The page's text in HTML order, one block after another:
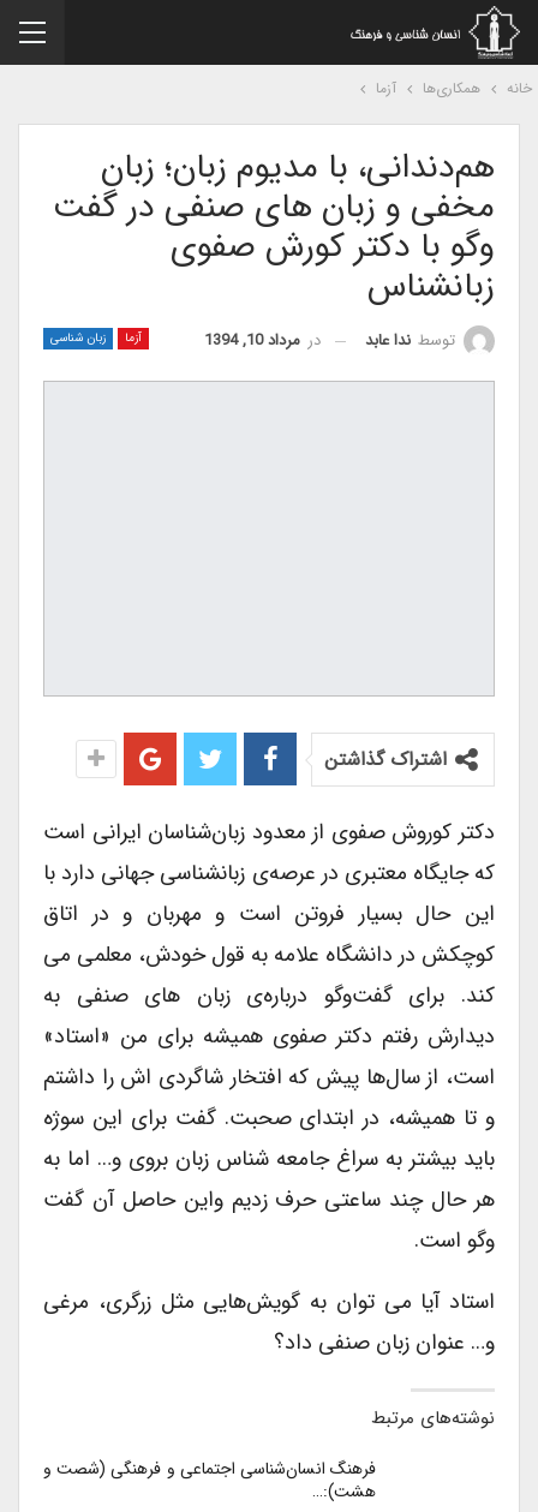
همکاری‌ها آزما
هم‌دندانی، با مدیوم زبان؛ زبان
مخفی و زبان های صنفی در گفت
وگو با دکتر کورش صفوی
زبانشناس
آزما زبان شناسی توسطندا عابد درمرداد 10, 1394
اشتراک گذاشتن
دکتر کوروش صفوی از معدود زبان‌شناسان ایرانی است
که جایگاه معتبری در عرصه‌ی زبانشناسی جهانی دارد با
این حال بسیار فروتن است و مهربان و در اتاق
کوچکش در دانشگاه علامه به قول خودش، معلمی می
کند. برای گفت‌وگو درباره‌ی زبان های صنفی به
دیدارش رفتم دکتر صفوی همیشه برای من «استاد»
است، از سال‌ها پیش که افتخار شاگردی اش را داشتم
و تا همیشه، در ابتدای صحبت. گفت برای این سوژه
باید بیشتر به سراغ جامعه شناس زبان بروی و… اما به
هر حال چند ساعتی حرف زدیم واین حاصل آن گفت
وگو است.
استاد آیا می توان به گویش‌هایی مثل زرگری، مرغی
و… عنوان زبان صنفی داد؟
نوشته‌های مرتبط
فرهنگ انسان‌شناسی اجتماعی و فرهنگی (شصت و
هشت):…